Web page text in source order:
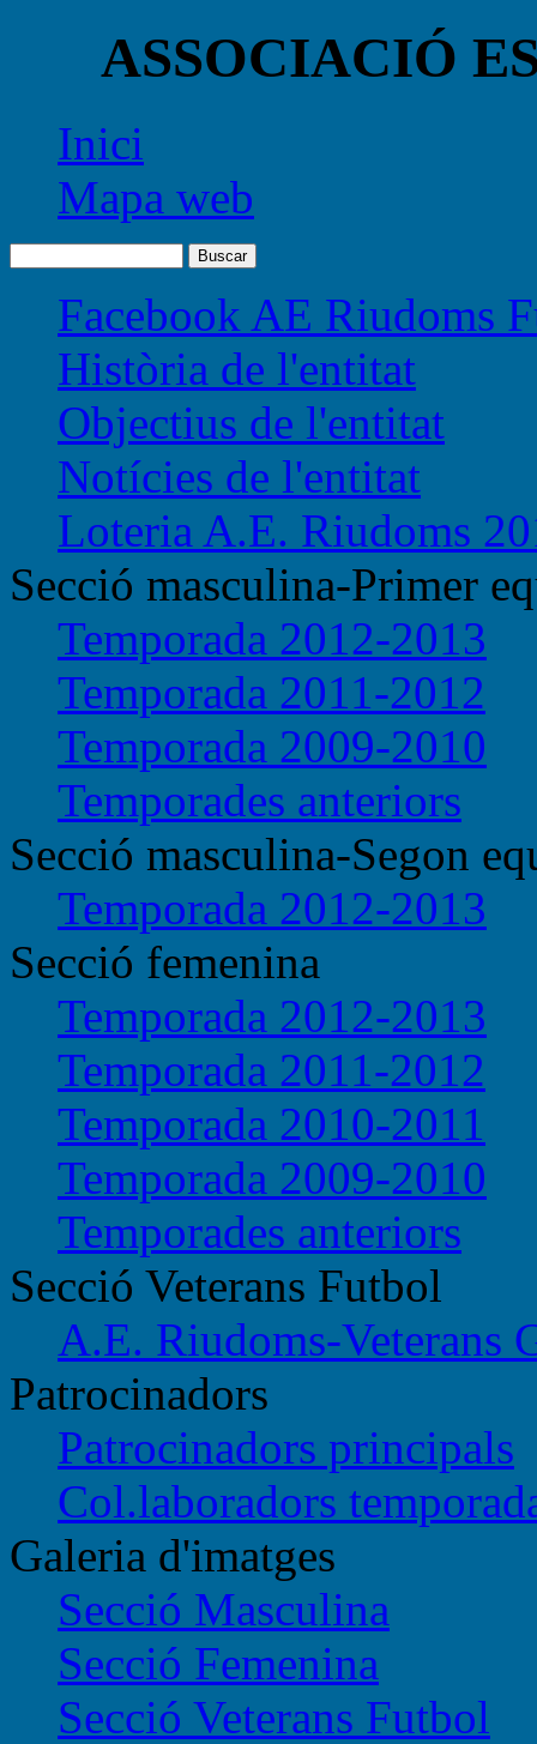
ASSOCIACIÓ
Inici
Mapa web
Facebook AE Riudoms
Història de l'entitat
Objectius de l'entitat
Notícies de l'entitat
Loteria A.E. Riudoms
Secció masculina-Primer
Temporada 2012-2013
Temporada 2011-2012
Temporada 2009-2010
Temporades anteriors
Secció masculina-Segon
Temporada 2012-2013
Secció femenina
Temporada 2012-2013
Temporada 2011-2012
Temporada 2010-2011
Temporada 2009-2010
Temporades anteriors
Secció Veterans Futbol
A.E. Riudoms-Veterans
Patrocinadors
Patrocinadors principals
Col.laboradors
Galeria d'imatges
Secció Masculina
Secció Femenina
Secció Veterans Futbol